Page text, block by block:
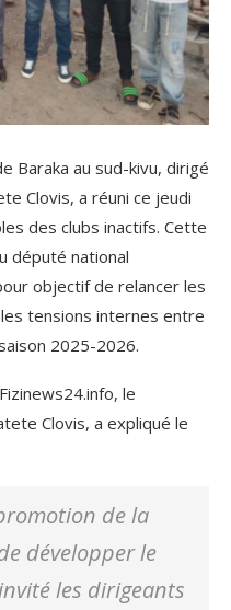
Baraka au sud-kivu, dirigé
Clovis, a réuni ce jeudi
des clubs inactifs. Cette
député national
objectif de relancer les
tensions internes entre
2025-2026.
le
Clovis, a expliqué le
de la
développer le
les dirigeants